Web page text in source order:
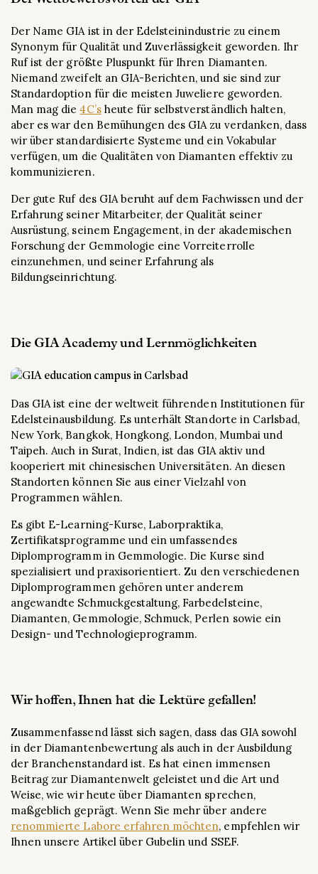
Der Name GIA ist in der Edelsteinindustrie zu einem
Synonym für Qualität und Zuverlässigkeit geworden. Ihr
Ruf ist der größte Pluspunkt für Ihren Diamanten.
Niemand zweifelt an GIA-Berichten, und sie sind zur
Standardoption für die meisten Juweliere geworden.
Man mag die4C’sheute für selbstverständlich halten,
aber es war den Bemühungen des GIA zu verdanken, dass
wir über standardisierte Systeme und ein Vokabular
verfügen, um die Qualitäten von Diamanten effektiv zu
kommunizieren.
Der gute Ruf des GIA beruht auf dem Fachwissen und der
Erfahrung seiner Mitarbeiter, der Qualität seiner
Ausrüstung, seinem Engagement, in der akademischen
Forschung der Gemmologie eine Vorreiterrolle
einzunehmen, und seiner Erfahrung als
Bildungseinrichtung.
Die GIA Academy und Lernmöglichkeiten
Das GIA ist eine der weltweit führenden Institutionen für
Edelsteinausbildung. Es unterhält Standorte in Carlsbad,
New York, Bangkok, Hongkong, London, Mumbai und
Taipeh. Auch in Surat, Indien, ist das GIA aktiv und
kooperiert mit chinesischen Universitäten. An diesen
Standorten können Sie aus einer Vielzahl von
Programmen wählen.
Es gibt E-Learning-Kurse, Laborpraktika,
Zertifikatsprogramme und ein umfassendes
Diplomprogramm in Gemmologie. Die Kurse sind
spezialisiert und praxisorientiert. Zu den verschiedenen
Diplomprogrammen gehören unter anderem
angewandte Schmuckgestaltung, Farbedelsteine,
Diamanten, Gemmologie, Schmuck, Perlen sowie ein
Design- und Technologieprogramm.
Wir hoffen, Ihnen hat die Lektüre gefallen!
Zusammenfassend lässt sich sagen, dass das GIA sowohl
in der Diamantenbewertung als auch in der Ausbildung
der Branchenstandard ist. Es hat einen immensen
Beitrag zur Diamantenwelt geleistet und die Art und
Weise, wie wir heute über Diamanten sprechen,
maßgeblich geprägt. Wenn Sie mehr über andere
renommierte Labore erfahren möchten, empfehlen wir
Ihnen unsere Artikel über Gubelin und SSEF.